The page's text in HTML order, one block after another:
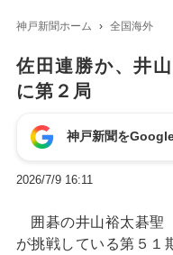
神戸新聞ホーム 全国海外
佐田連勝か、井
に第２局
2026/7/9 16:11
神戸新聞を
囲碁の井山裕太碁聖
が挑戦している第５１